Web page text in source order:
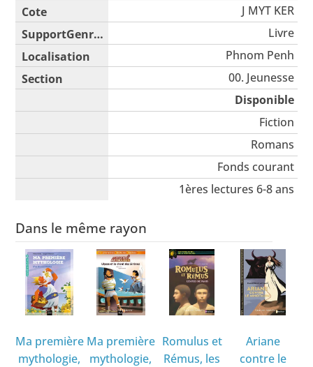
J MYT KER
Livre
Phnom Penh
00. Jeunesse
Disponible
Fiction
Romans
Fonds courant
1ères lectures 6-8 ans
Dans le même rayon
Ma première
mythologie,
Ma première
mythologie,
Romulus et
Rémus, les
Ariane
contre le